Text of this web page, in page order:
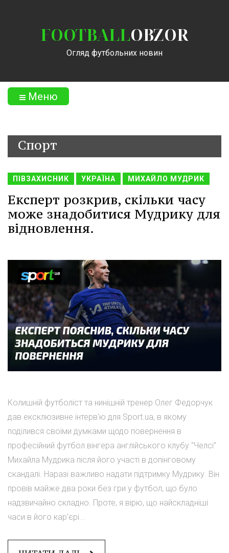
FOOTBALLOBZOR
Огляд футбольних новин
Меню
Спорт
ПІВЗАХИСНИК УКРАЇНА МИХАЙЛО МУДРИК
Експерт розкрив, скільки часу
може знадобитися Мудрику для
відновлення.
Колишній футболіст та нинішній тренер Олег Федорчук
дав ексклюзивне інтерв'ю для Sport.ua, в якому
поділився своїми думками щодо повернення в
професійний футбол вінгера англійського клубу "Челсі"
Михайла Мудрика після його участі в допінговому
скандалі. Наразі важливо надати підтримку Мудрику. Він
провів майже два роки без гри у футбол, що було
надзвичайно складно. Проте, я вірю, що найскладніші
часи в його кар'єрі...